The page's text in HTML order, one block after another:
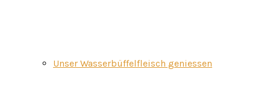
Unser Wasserbüffelfleisch geniessen